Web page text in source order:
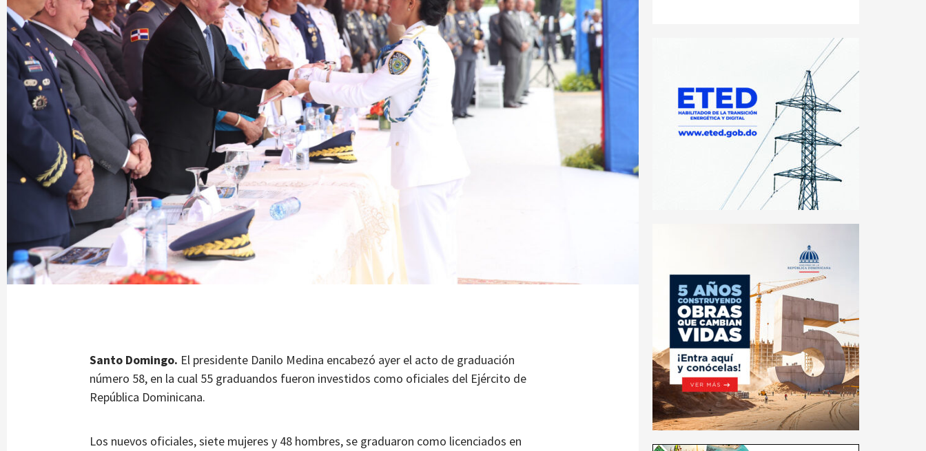
Santo Domingo. El presidente Danilo Medina encabezó ayer el acto de graduación
número 58, en la cual 55 graduandos fueron investidos como oficiales del Ejército de
República Dominicana.
Los nuevos oficiales, siete mujeres y 48 hombres, se graduaron como licenciados en